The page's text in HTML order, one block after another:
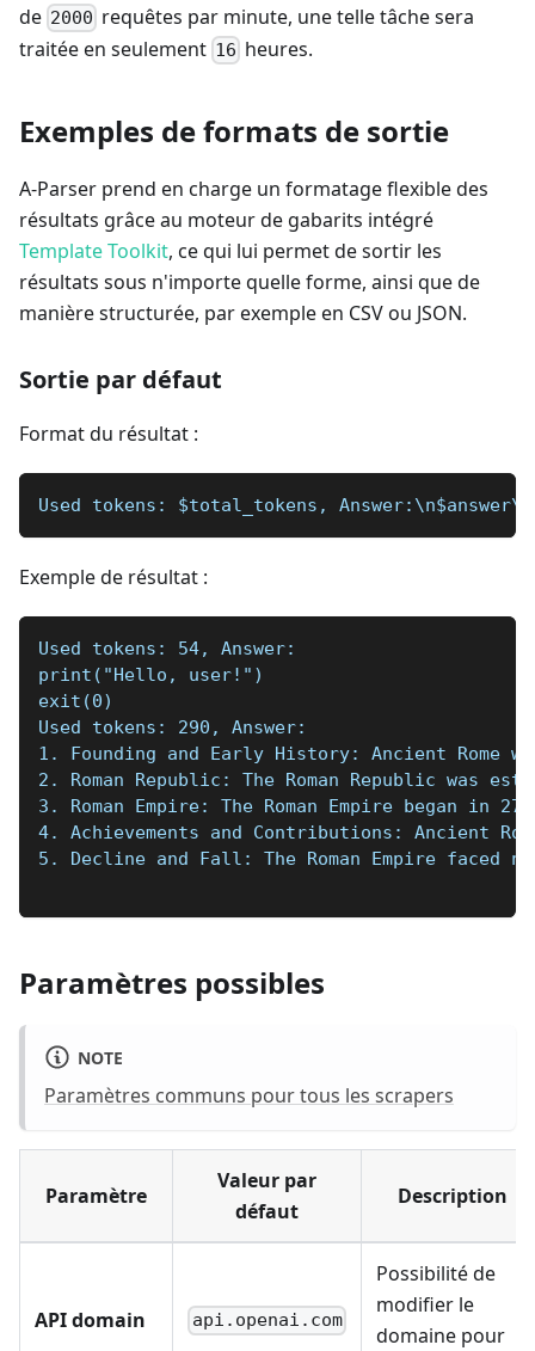
de 2000 requêtes par minute, une telle tâche sera
traitée en seulement 16 heures.
Exemples de formats de sortie
A-Parser prend en charge un formatage flexible des
résultats grâce au moteur de gabarits intégré
Template Toolkit, ce qui lui permet de sortir les
résultats sous n'importe quelle forme, ainsi que de
manière structurée, par exemple en CSV ou JSON.
Sortie par défaut
Format du résultat :
Used tokens: $total_tokens, Answer:\n$answer\n
Exemple de résultat :
Used tokens: 54, Answer:
print("Hello, user!")
exit(0)
Used tokens: 290, Answer:
1. Founding and Early History: Ancient Rome
2. Roman Republic: The Roman Republic was
3. Roman Empire: The Roman Empire began
4. Achievements and Contributions: Ancient
5. Decline and Fall: The Roman Empire
Paramètres possibles
NOTE
Paramètres communs pour tous les scrapers
Paramètre
Valeur par
défaut
Description
API domain api.openai.com
Possibilité de
modifier le
domaine pour